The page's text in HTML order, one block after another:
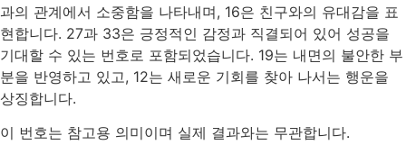
과의 관계에서 소중함을 나타내며, 16은 친구와의 유대감을 표
현합니다. 27과 33은 긍정적인 감정과 직결되어 있어 성공을
기대할 수 있는 번호로 포함되었습니다. 19는 내면의 불안한 부
분을 반영하고 있고, 12는 새로운 기회를 찾아 나서는 행운을
상징합니다.
이 번호는 참고용 의미이며 실제 결과와는 무관합니다.